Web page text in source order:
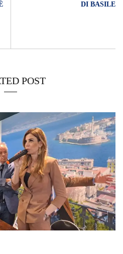
DI BASILE
POST